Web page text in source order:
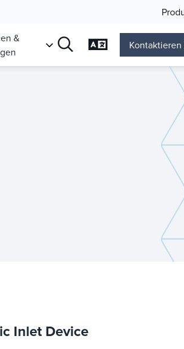
&
Sprache ändern
Kontaktieren
Inlet Device